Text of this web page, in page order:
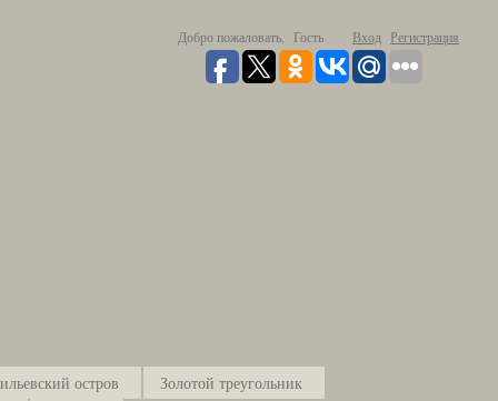
Добро пожаловать, Гость Вход Регистрация
остров
Золотой треугольник